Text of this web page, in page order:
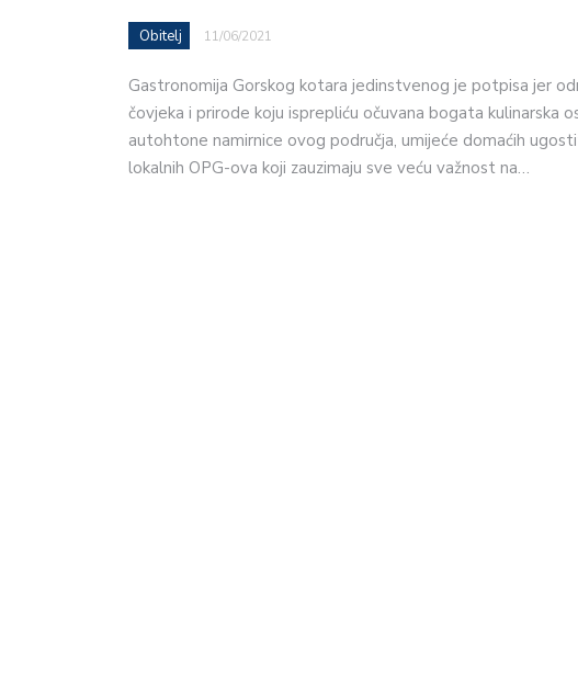
Obitelj 11/06/2021
Gastronomija Gorskog kotara jedinstvenog je potpisa jer
čovjeka i prirode koju isprepliću očuvana bogata kulinarska
autohtone namirnice ovog područja, umijeće domaćih
lokalnih OPG-ova koji zauzimaju sve veću važnost na…